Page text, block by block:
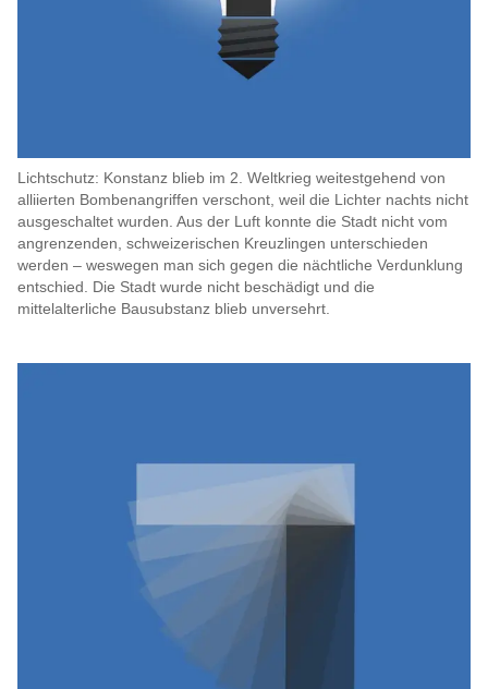
Lichtschutz: Konstanz blieb im 2. Weltkrieg weitestgehend von
alliierten Bombenangriffen verschont, weil die Lichter nachts nicht
ausgeschaltet wurden. Aus der Luft konnte die Stadt nicht vom
angrenzenden, schweizerischen Kreuzlingen unterschieden
werden – weswegen man sich gegen die nächtliche Verdunklung
entschied. Die Stadt wurde nicht beschädigt und die
mittelalterliche Bausubstanz blieb unversehrt.